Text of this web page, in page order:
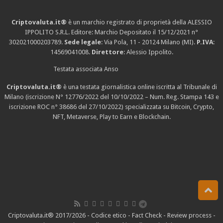
Criptovaluta.it® è un marchio registrato di proprietà della ALESSIO
IPPOLITO S.R.L. Editore: Marchio Depositato il 15/12/2021 n°
302021000203789. Sede legale: Via Pola, 11 - 20124 Milano (MI). P.IVA:
14569041008. Direttore: Alessio Ippolito.
Testata associata Anso
Criptovaluta.it® è una testata giornalistica online iscritta al Tribunale di
Milano (iscrizione N° 12776/2022 del 10/10/2022 – Num. Reg. Stampa 143 e
iscrizione ROC n° 38686 del 27/10/2022) specializzata su Bitcoin, Crypto,
NFT, Metaverse, Play to Earn e Blockchain.
Criptovaluta.it® 2017/2026 - Codice etico - Fact Check- Review process-